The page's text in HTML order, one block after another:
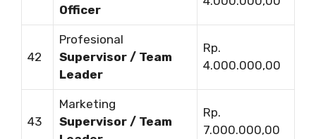
Officer
42
Profesional
Supervisor / Team
Leader
Rp.
4.000.000,00
43
Marketing
Supervisor / Team
Rp.
7.000.000,00